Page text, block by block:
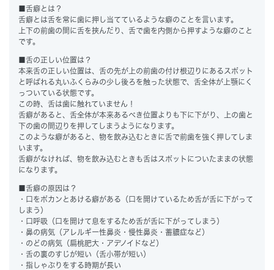
■舌癖とは？
舌癖とは舌を常に歯に押し当てているような癖のことを言います。
上下の前歯の間に舌を挟んだり、舌で歯を内側から押すような癖のこと
です。
■舌の正しい位置は？
本来舌の正しい位置は、舌の先が上の前歯の付け根辺りにあるスポット
と呼ばれる丸いふくらみの少し後ろを触った状態で、舌全体が上顎にく
っついている状態です。
この時、舌は歯に触れていません！
舌癖があると、舌全体が本来あるべき位置よりも下に下がり、上の歯と
下の歯の間辺りを押してしまうようになります。
このような癖があると、物を飲み込むときに舌で前歯を強く押してしま
います。
舌癖がなければ、物を飲み込むときも舌はスポットについたままの状態
になります。
■舌癖の原因は？
・口をポカンとあける癖がある（口を開けているため舌が舌に下がって
しまう）
・口呼吸（口を開けて息をするため舌が舌に下がってしまう）
・鼻の病気（アレルギー性鼻炎・慢性鼻炎・蓄膿症など）
・のどの病気（扁桃肥大・アデノイドなど）
・舌の裏のすじが短い（舌小帯が短い）
・指しゃぶりをする時期が長い